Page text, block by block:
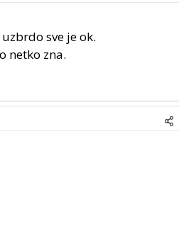
sve je ok.
netko zna.